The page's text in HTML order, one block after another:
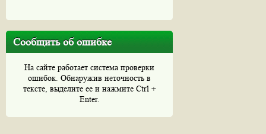
Сообщить об ошибке
На сайте работает система проверки
ошибок. Обнаружив неточность в
тексте, выделите ее и нажмите Ctrl +
Enter.